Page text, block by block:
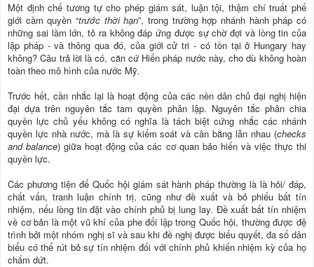
Một định chế tương tự cho phép giám sát, luận tội, thậm chí truất phế
giới cầm quyền “trước thời hạn”, trong trường hợp nhánh hành pháp có
những sai lầm lớn, tỏ ra không đáp ứng được sự chờ đợi và lòng tin của
lập pháp - và thông qua đó, của giới cử tri - có tồn tại ở Hungary hay
không? Câu trả lời là có, căn cứ Hiến pháp nước này, cho dù không hoàn
toàn theo mô hình của nước Mỹ.
Trước hết, cần nhắc lại là hoạt động của các nền dân chủ đại nghị hiện
đại dựa trên nguyên tắc tam quyền phân lập. Nguyên tắc phân chia
quyền lực chủ yếu không có nghĩa là tách biệt cứng nhắc các nhánh
quyền lực nhà nước, mà là sự kiểm soát và cân bằng lẫn nhau (checks
and balance) giữa hoạt động của các cơ quan bảo hiến và việc thực thi
quyền lực.
Các phương tiện để Quốc hội giám sát hành pháp thường là là hỏi/ đáp,
chất vấn, tranh luận chính trị, cũng như đề xuất và bỏ phiếu bất tín
nhiệm, nếu lòng tin đặt vào chính phủ bị lung lay. Đề xuất bất tín nhiệm
về cơ bản là một vũ khí của phe đối lập trong Quốc hội, thường được đệ
trình bởi một nhóm nghị sĩ và sau khi đề nghị được biểu quyết, đa số dân
biểu có thể rút bỏ sự tín nhiệm đối với chính phủ khiến nhiệm kỳ của họ
chấm dứt.